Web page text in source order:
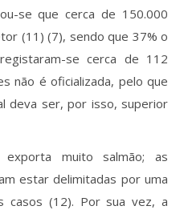
se que cerca de 150.000
(11) (7), sendo que 37% o
se cerca de 112
não é oficializada, pelo que
deva ser, por isso, superior
exporta muito salmão; as
estar delimitadas por uma
casos (12). Por sua vez, a